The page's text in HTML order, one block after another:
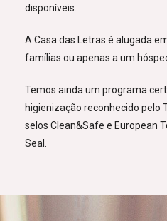
disponíveis.
A Casa das Letras é alugada
famílias ou apenas a um
Temos ainda um programa
higienização reconhecido pelo
selos Clean&Safe e European
Seal.